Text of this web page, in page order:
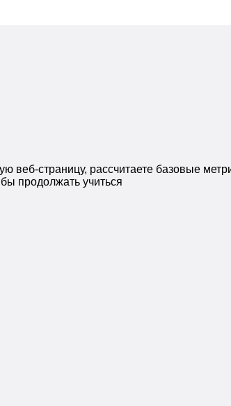
веб-страницу, рассчитаете базовые
продолжать учиться